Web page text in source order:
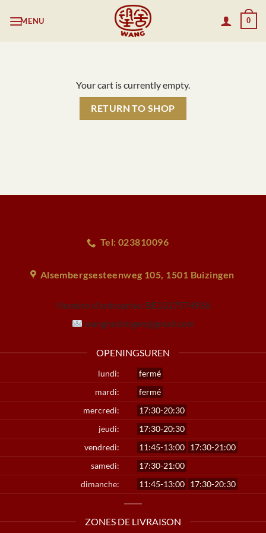
MENU 0
Your cart is currently empty.
RETURN TO SHOP
Tel: 023810096
Alsembergsesteenweg 105, 1501 Buizingen
Numéro d'entreprise: BE1017574936
wangbuizingen@gmail.com
OPENINGSUREN
lundi:
fermé
mardi:
fermé
mercredi:
17:30-20:30
jeudi:
17:30-20:30
vendredi:
11:45-13:00 17:30-21:00
samedi:
17:30-21:00
dimanche:
11:45-13:00 17:30-20:30
ZONES DE LIVRAISON